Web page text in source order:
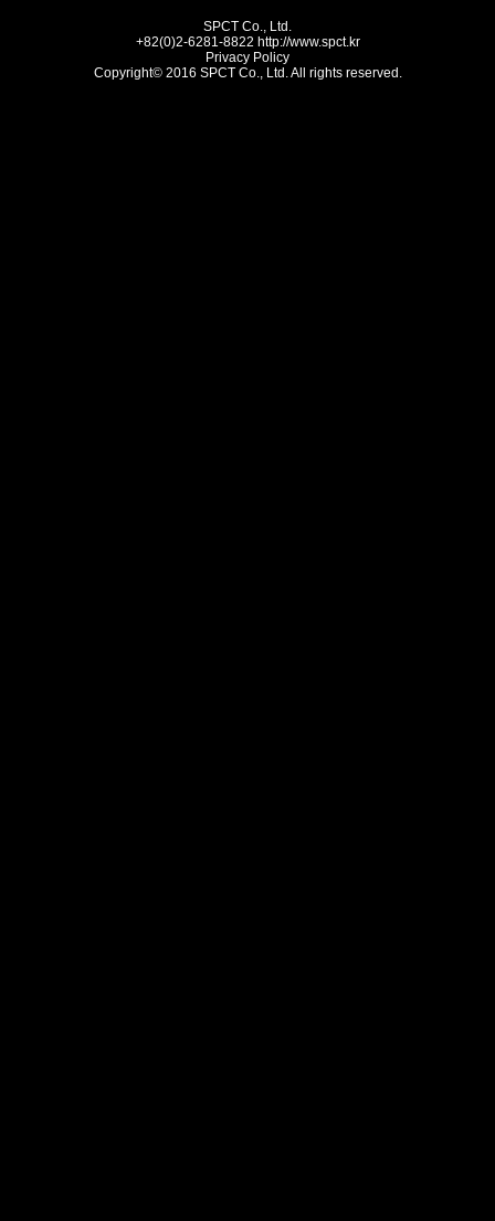
SPCT Co., Ltd.
+82(0)2-6281-8822 http://www.spct.kr
Privacy Policy
Copyright© 2016 SPCT Co., Ltd. All rights reserved.